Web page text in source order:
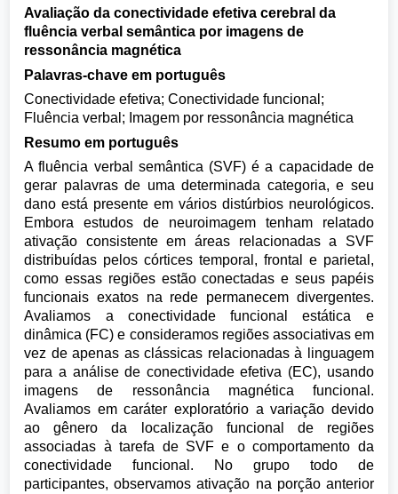
Avaliação da conectividade efetiva cerebral da
fluência verbal semântica por imagens de
ressonância magnética
Palavras-chave em português
Conectividade efetiva; Conectividade funcional;
Fluência verbal; Imagem por ressonância magnética
Resumo em português
A fluência verbal semântica (SVF) é a capacidade de
gerar palavras de uma determinada categoria, e seu
dano está presente em vários distúrbios neurológicos.
Embora estudos de neuroimagem tenham relatado
ativação consistente em áreas relacionadas a SVF
distribuídas pelos córtices temporal, frontal e parietal,
como essas regiões estão conectadas e seus papéis
funcionais exatos na rede permanecem divergentes.
Avaliamos a conectividade funcional estática e
dinâmica (FC) e consideramos regiões associativas em
vez de apenas as clássicas relacionadas à linguagem
para a análise de conectividade efetiva (EC), usando
imagens de ressonância magnética funcional.
Avaliamos em caráter exploratório a variação devido
ao gênero da localização funcional de regiões
associadas à tarefa de SVF e o comportamento da
conectividade funcional. No grupo todo de
participantes, observamos ativação na porção anterior